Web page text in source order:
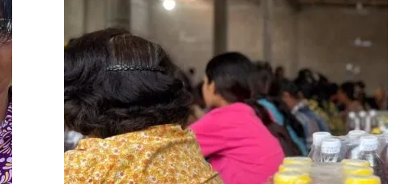
បច្ចុប្បន្ន លោក ហ៊ុន សែន បានបញ្ជាឱ្យក្រសួង
តំបន់៣ ជូនប្រជាពលរដ្ឋផ្អែកលើស្ថានភាពជាក់ស្
ប្រវត្តិសាស្ដ្រ ជីវភាពប្រជាពលរដ្ឋ និងការអភិរក្ស
សម្រេចកែ​សម្រួលផ្ទៃដីទំហំ ៦៣៦៥ហិកតា ស្មើនឹ
ោយ» ព្រមទាំងបានចុះហត្ថ
រគាំទ្រវិស័យបោសសម្អាតមីន
គូដទៃទៀត ដើម្បីគាំទ្រដល់ការ
ស។ ជាពិសេស នៅថ្ងៃទី១៩ ខែ
ការពារជាតិ លោក ទៀ សីហា
នុងទឹកប្រាក់ ៥០០លានយ៉េន
ករណ៍បញ្ជូនសារដល់កងទ័ព
រភូមិន្ទ ដើម្បីលើកកម្ពស់
រួមចំណែកដល់សន្តិភាព និងស្ថិរ